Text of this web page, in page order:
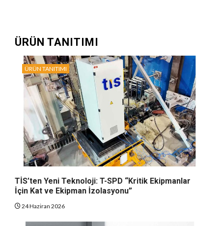
ÜRÜN TANITIMI
ÜRÜN TANITIMI
TİS’ten Yeni Teknoloji: T-SPD “Kritik Ekipmanlar
İçin Kat ve Ekipman İzolasyonu”
24 Haziran 2026